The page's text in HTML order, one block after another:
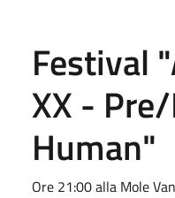
Festival
XX -
Human"
Ore 21:00 alla Mole